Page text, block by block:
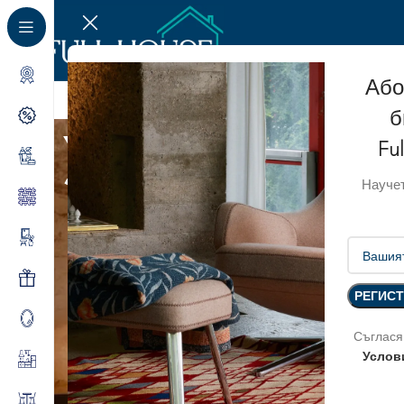
Условия